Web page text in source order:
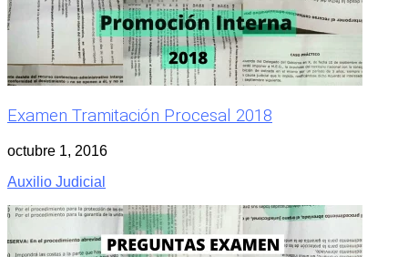
Examen Tramitación Procesal 2018
octubre 1, 2016
Auxilio Judicial